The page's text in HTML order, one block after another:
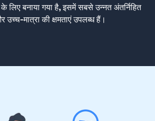
लिए बनाया गया है, इसमें सबसे उन्नत अंतर्निहित
उच्च-मात्रा की क्षमताएं उपलब्ध हैं।